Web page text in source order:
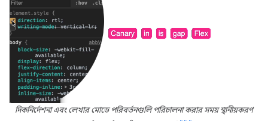
দিকনির্দেশনা এবং লেখার মোডে পরিবর্তনগুলি পরিচালনা করার সময় স্থানীয়করণ